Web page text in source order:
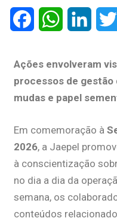
FacebookWhatsApp
Ações envolveram
processos de
mudas e papel
Em comemoração à
2026, a Jaepel
à conscientização
no dia a dia da
semana, os
conteúdos